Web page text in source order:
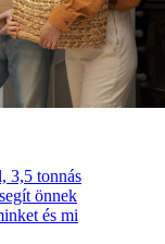
3,5 tonnás
önnek
és mi